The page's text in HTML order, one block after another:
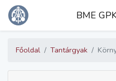
BME
Főoldal Tantárgyak